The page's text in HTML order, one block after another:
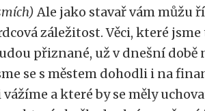
Ale jako stavař vám můžu
záležitost. Věci, které
přiznané, už v dnešní
se s městem dohodli i na
vážíme a které by se měly